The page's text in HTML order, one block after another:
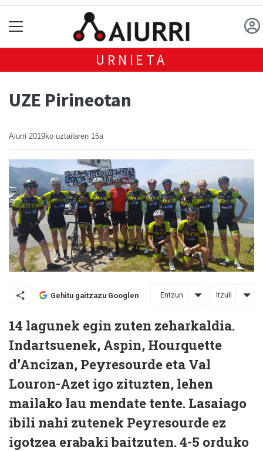
URNIETA
UZE Pirineotan
Aiurri 2019ko uztailaren 15a
Gehitu gaitzazu Googlen Entzun Itzuli
14 lagunek egin zuten zeharkaldia.
Indartsuenek, Aspin, Hourquette
d’Ancizan, Peyresourde eta Val
Louron-Azet igo zituzten, lehen
mailako lau mendate tente. Lasaiago
ibili nahi zutenek Peyresourde ez
igotzea erabaki baitzuten. 4-5 orduko